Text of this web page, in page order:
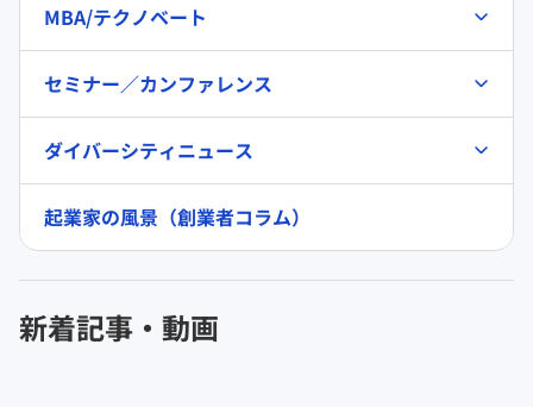
MBA/テクノベート
セミナー／カンファレンス
ダイバーシティニュース
起業家の風景（創業者コラム）
新着記事・動画